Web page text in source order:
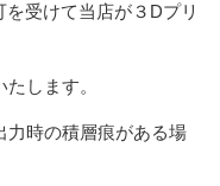
を受けて当店が３Dプリ
します。
力時の積層痕がある場